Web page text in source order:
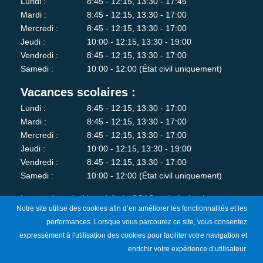
Mardi :
8:45 - 12:15, 13:30 - 17:00
Mercredi :
8:45 - 12:15, 13:30 - 17:00
Jeudi :
10:00 - 12:15, 13:30 - 19:00
Vendredi :
8:45 - 12:15, 13:30 - 17:00
Samedi :
10:00 - 12:00 (État civil uniquement)
Vacances scolaires :
Lundi :
8:45 - 12:15, 13:30 - 17:00
Mardi :
8:45 - 12:15, 13:30 - 17:00
Mercredi :
8:45 - 12:15, 13:30 - 17:00
Jeudi :
10:00 - 12:15, 13:30 - 19:00
Vendredi :
8:45 - 12:15, 13:30 - 17:00
Samedi :
10:00 - 12:00 (État civil uniquement)
Les services de l'état-civil, du CCAS et de l'urbanisme sont
fermés au public le lundi matin.
Je m'abonne à la newsletter
Notre site utilise des cookies afin d’en améliorer les fonctionnalités et les
performances. Lorsque vous parcourez ce site, vous consentez
expressément à l'utilisation des cookies pour faciliter votre navigation et
enrichir votre expérience d’utilisateur.